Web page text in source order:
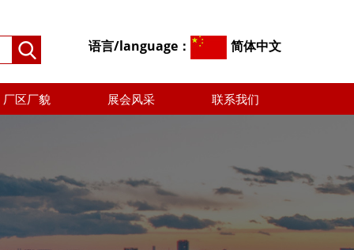
语言/language： 简体中文
厂区厂貌 展会风采 联系我们